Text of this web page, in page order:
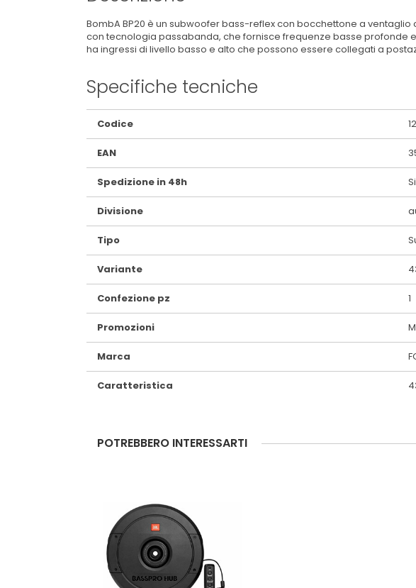
BombA BP20 è un subwoofer bass-reflex con bocchettone a
con tecnologia passabanda, che fornisce frequenze basse profonde
ha ingressi di livello basso e alto che possono essere collegati a
Specifiche tecniche
Maggiori
Informazioni
Codice
EAN
Spedizione in 48h Si
Divisione
Tipo
Variante
Confezione pz 1
Promozioni
Marca
Caratteristica
POTREBBERO INTERESSARTI